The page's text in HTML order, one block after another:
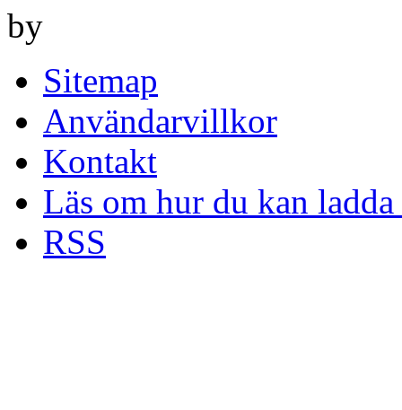
by
Sitemap
Användarvillkor
Kontakt
Läs om hur du kan
RSS